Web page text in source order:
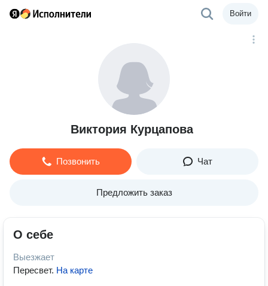
Войти
Виктория Курцапова
Позвонить Чат
Предложить заказ
О себе
Выезжает
Пересвет. На карте